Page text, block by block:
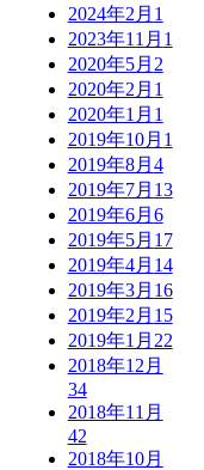
2024年2月 1
2023年11月 1
2020年5月 2
2020年2月 1
2020年1月 1
2019年10月 1
2019年8月 4
2019年7月 13
2019年6月 6
2019年5月 17
2019年4月 14
2019年3月 16
2019年2月 15
2019年1月 22
2018年12月
34
2018年11月
42
2018年10月